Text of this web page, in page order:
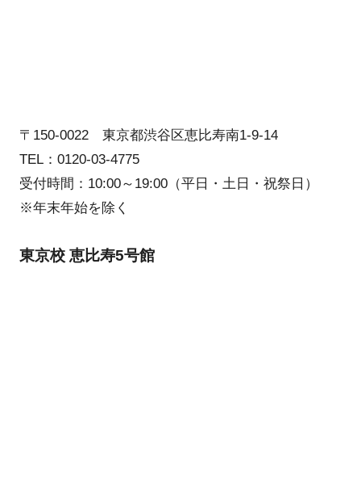
〒150-0022 東京都渋谷区恵比寿南1-9-14
TEL：0120-03-4775
受付時間：10:00～19:00（平日・土日・祝祭日）
※年末年始を除く
東京校 恵比寿5号館